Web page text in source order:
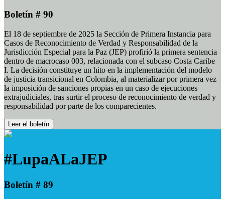
Boletín # 90
El 18 de septiembre de 2025 la Sección de Primera Instancia para
Casos de Reconocimiento de Verdad y Responsabilidad de la
Jurisdicción Especial para la Paz (JEP) profirió la primera sentencia
dentro de macrocaso 003, relacionada con el subcaso Costa Caribe
I. La decisión constituye un hito en la implementación del modelo
de justicia transicional en Colombia, al materializar por primera vez
la imposición de sanciones propias en un caso de ejecuciones
extrajudiciales, tras surtir el proceso de reconocimiento de verdad y
responsabilidad por parte de los comparecientes.
Leer el boletín
#LupaALaJEP
Boletín # 89